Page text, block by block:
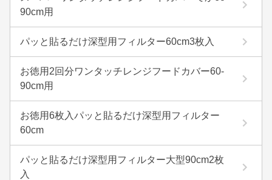
90cm用
パッと貼るだけ深型用フィルター60cm3枚入
お徳用2回分ワンタッチレンジフードカバー60-
90cm用
お徳用6枚入パッと貼るだけ深型用フィルター
60cm
パッと貼るだけ深型用フィルター大型90cm2枚
入